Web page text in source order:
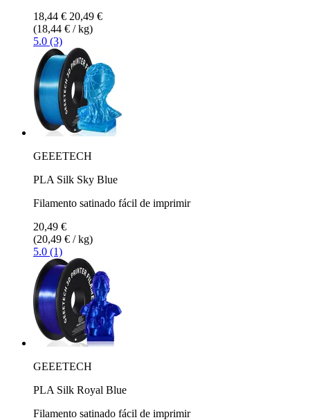
18,44 € 20,49 €
(18,44 € / kg)
5.0 (3)
GEEETECH
PLA Silk Sky Blue
Filamento satinado fácil de imprimir
20,49 €
(20,49 € / kg)
5.0 (1)
GEEETECH
PLA Silk Royal Blue
Filamento satinado fácil de imprimir